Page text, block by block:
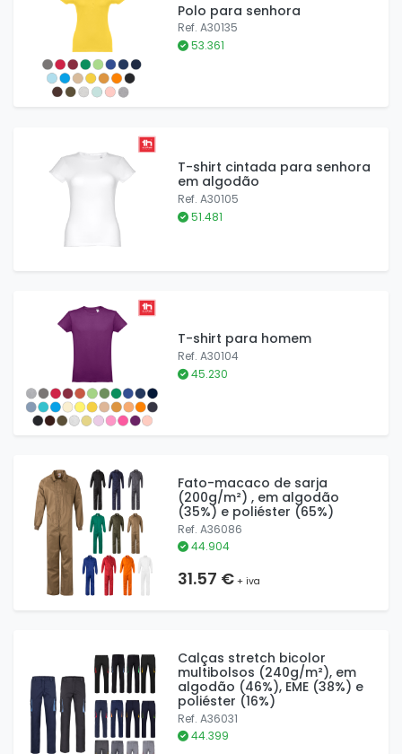
Polo para senhora
Ref. A30135
53.361
T-shirt cintada para senhora
em algodão
Ref. A30105
51.481
T-shirt para homem
Ref. A30104
45.230
Fato-macaco de sarja
(200g/m²) , em algodão
(35%) e poliéster (65%)
Ref. A36086
44.904
31.57 €+ iva
Calças stretch bicolor
multibolsos (240g/m²), em
algodão (46%), EME (38%) e
poliéster (16%)
Ref. A36031
44.399